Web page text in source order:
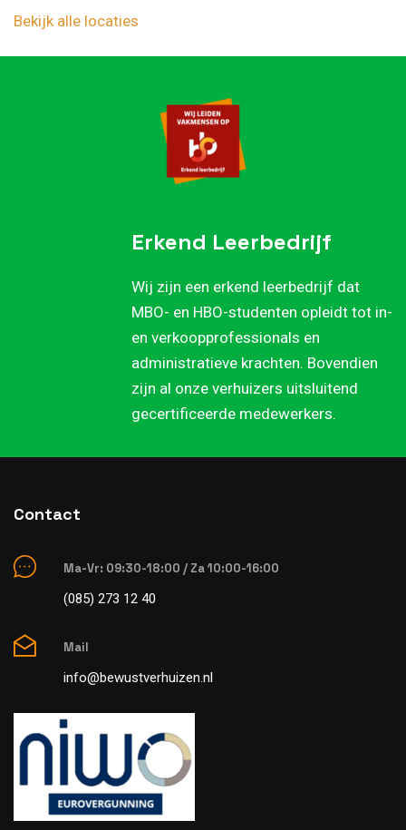
Bekijk alle locaties
Erkend Leerbedrijf
Wij zijn een erkend leerbedrijf dat
MBO- en HBO-studenten opleidt tot in-
en verkoopprofessionals en
administratieve krachten. Bovendien
zijn al onze verhuizers uitsluitend
gecertificeerde medewerkers.
Contact
Ma-Vr: 09:30-18:00 / Za 10:00-16:00
(085) 273 12 40
Mail
info@bewustverhuizen.nl